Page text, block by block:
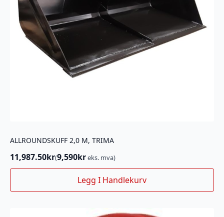
ALLROUNDSKUFF 2,0 M, TRIMA
11,987.50kr(9,590kreks. mva)
Legg I Handlekurv